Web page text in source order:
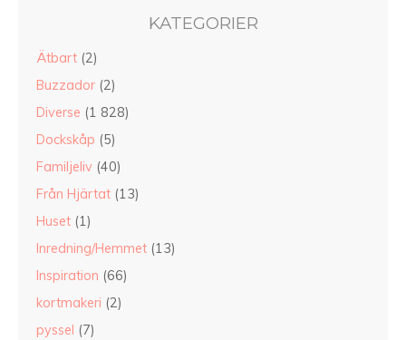
KATEGORIER
Ätbart (2)
Buzzador (2)
Diverse (1 828)
Dockskåp (5)
Familjeliv (40)
Från Hjärtat (13)
Huset (1)
Inredning/Hemmet (13)
Inspiration (66)
kortmakeri (2)
pyssel (7)